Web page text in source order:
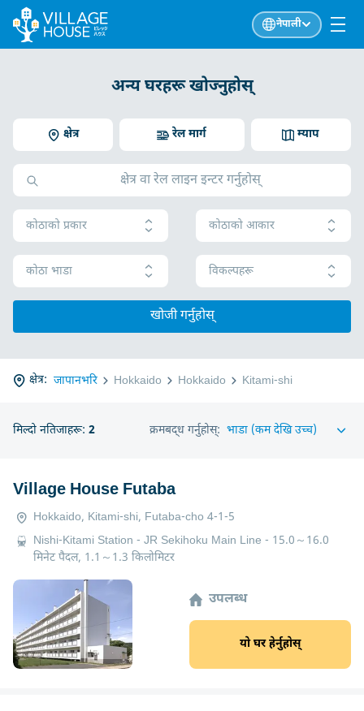
नेपाली
अन्य घरहरू खोज्नुहोस्
क्षेत्र म्याप
रेल मार्ग
कोठाको प्रकार कोठाको आकार
कोठा भाडा विकल्पहरू
खोजी गर्नुहोस्
क्षेत्र: जापानभरि Hokkaido Hokkaido Kitami-shi
मिल्दो नतिजाहरू: 2 क्रमबद्ध गर्नुहोस्:
Village House Futaba
Hokkaido, Kitami-shi, Futaba-cho 4-1-5
Nishi-Kitami Station - JR Sekihoku Main Line - 15.0～16.0
मिनेट पैदल, 1.1～1.3 किलोमिटर
उपलब्ध
यो घर हेर्नुहोस्